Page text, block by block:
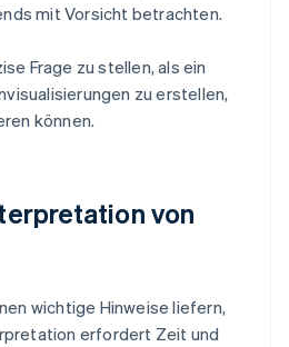
mit Vorsicht betrachten.
Frage zu stellen, als ein
zu erstellen,
können.
von
wichtige Hinweise liefern,
erfordert Zeit und